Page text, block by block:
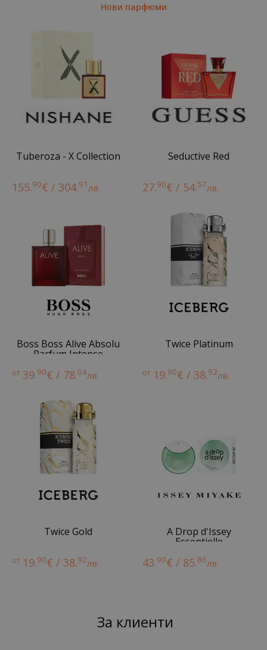
Нови парфюми
Tuberoza - X Collection
155.90€ / 304.91лв.
Seductive Red
27.90€ / 54.57лв.
Boss Boss Alive Absolu
Parfum Intense
от 39.90€ / 78.04лв.
Twice Platinum
от 19.90€ / 38.92лв.
Twice Gold
от 19.90€ / 38.92лв.
A Drop d'Issey
Essentielle
43.90€ / 85.86лв.
За клиенти